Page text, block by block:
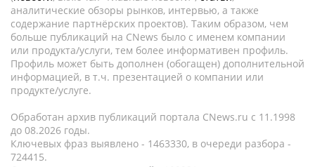
аналитические обзоры рынков, интервью, а также
содержание партнёрских проектов). Таким образом, чем
больше публикаций на CNews было с именем компании
или продукта/услуги, тем более информативен профиль.
Профиль может быть дополнен (обогащен) дополнительной
информацией, в т.ч. презентацией о компании или
продукте/услуге.
Обработан архив публикаций портала CNews.ru c 11.1998
до 08.2026 годы.
Ключевых фраз выявлено - 1463330, в очереди разбора -
724415.